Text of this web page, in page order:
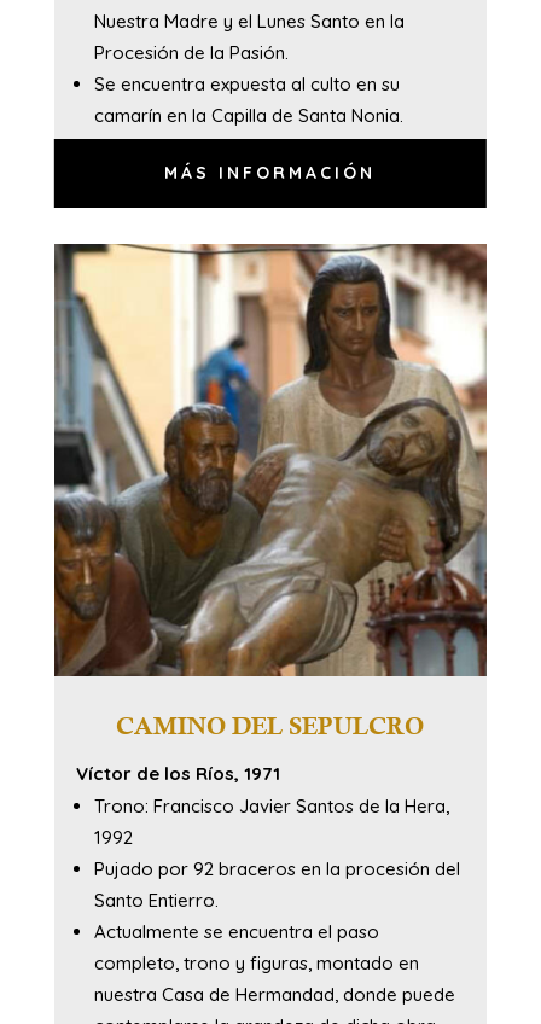
Nuestra Madre y el Lunes Santo en la
Procesión de la Pasión.
Se encuentra expuesta al culto en su
camarín en la Capilla de Santa Nonia.
MÁS INFORMACIÓN
CAMINO DEL SEPULCRO
Víctor de los Ríos, 1971
Trono: Francisco Javier Santos de la Hera,
1992
Pujado por 92 braceros en la procesión del
Santo Entierro.
Actualmente se encuentra el paso
completo, trono y figuras, montado en
nuestra Casa de Hermandad, donde puede